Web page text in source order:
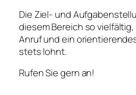
Die Ziel- und
diesem Bereich so
Anruf und ein
stets lohnt.
Rufen Sie gern an!